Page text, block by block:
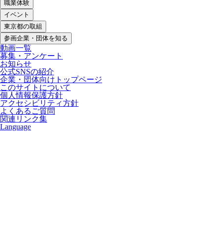
職業体験
イベント
東京都の取組
参画企業・団体を知る
動画一覧
募集・アンケート
お知らせ
公式SNSの紹介
企業・団体向けトップページ
このサイトについて
個人情報保護方針
アクセシビリティ方針
よくあるご質問
関連リンク集
Language